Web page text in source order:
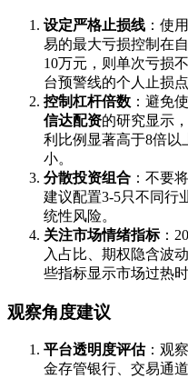
设定严格止损线 ：使用
易的最大亏损控制在
10万元，则单次亏损
台预警线的个人止损点
控制杠杆倍数 ：避免
信达配资的研究显示
利比例显著高于8倍以
小。
分散投资组合 ：不要
建议配置3-5只不同行
统性风险。
关注市场情绪指标：
入占比、期权隐含波
些指标显示市场过热
观察角度建议
平台透明度评估：观察
金存管银行、交易通